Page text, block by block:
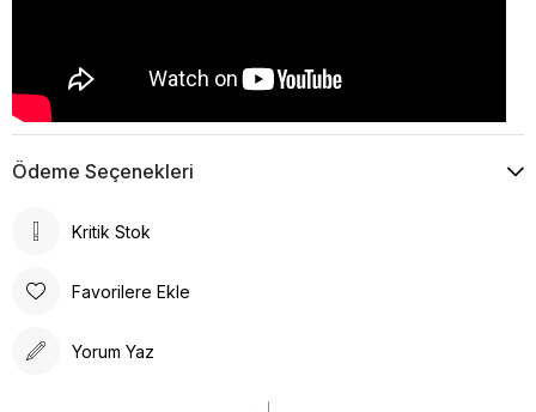
Ödeme Seçenekleri
Kritik Stok
Favorilere Ekle
Yorum Yaz